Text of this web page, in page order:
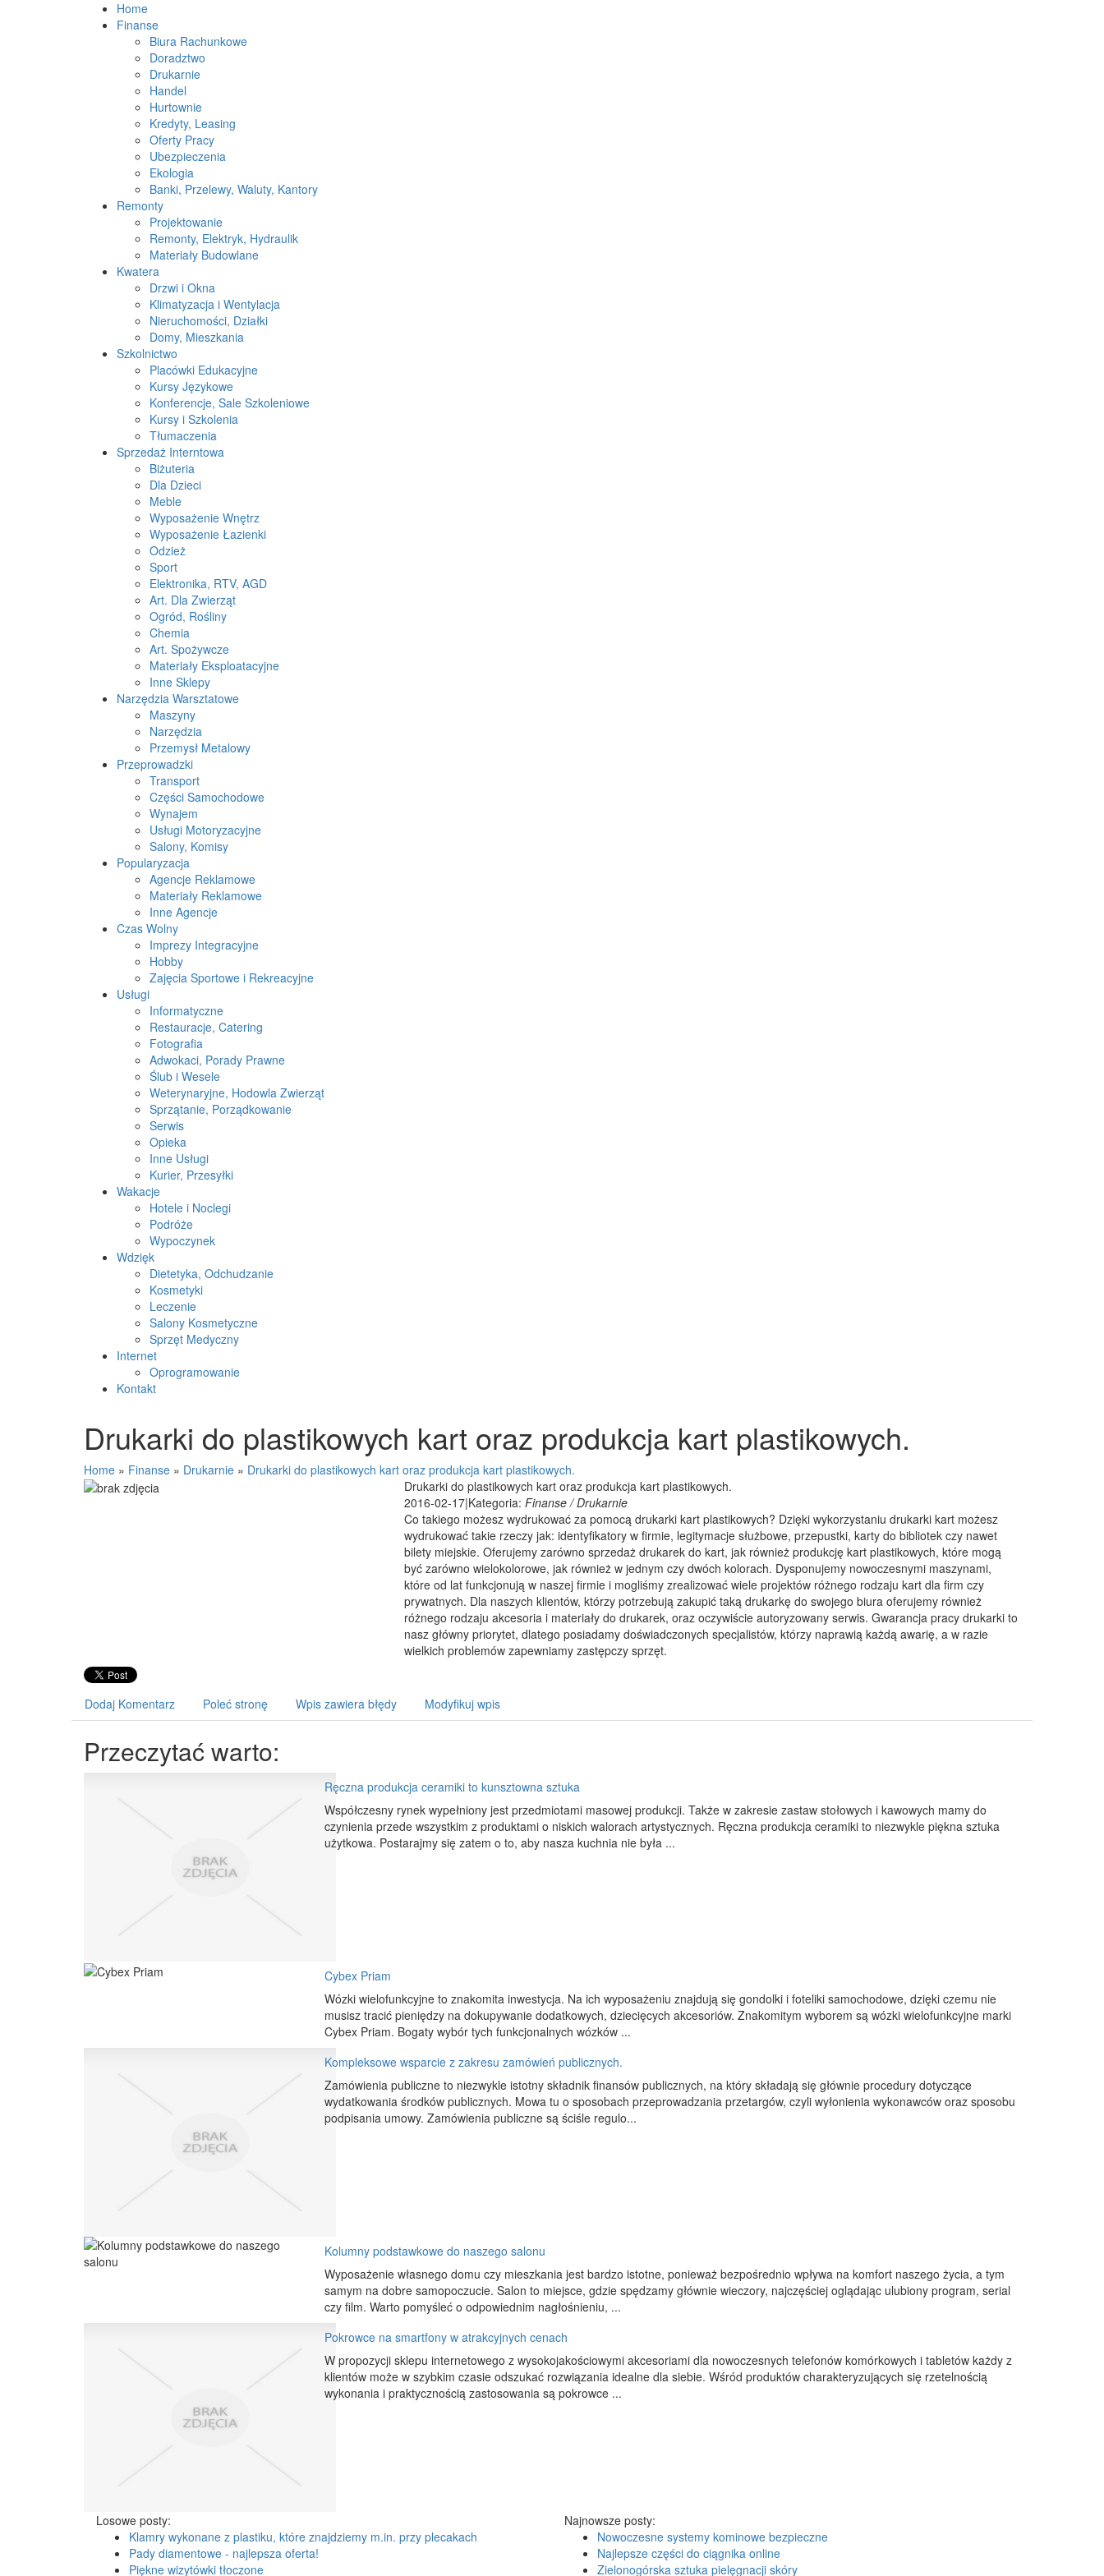
Home
Finanse
Biura Rachunkowe
Doradztwo
Drukarnie
Handel
Hurtownie
Kredyty, Leasing
Oferty Pracy
Ubezpieczenia
Ekologia
Banki, Przelewy, Waluty, Kantory
Remonty
Projektowanie
Remonty, Elektryk, Hydraulik
Materiały Budowlane
Kwatera
Drzwi i Okna
Klimatyzacja i Wentylacja
Nieruchomości, Działki
Domy, Mieszkania
Szkolnictwo
Placówki Edukacyjne
Kursy Językowe
Konferencje, Sale Szkoleniowe
Kursy i Szkolenia
Tłumaczenia
Sprzedaż Interntowa
Biżuteria
Dla Dzieci
Meble
Wyposażenie Wnętrz
Wyposażenie Łazienki
Odzież
Sport
Elektronika, RTV, AGD
Art. Dla Zwierząt
Ogród, Rośliny
Chemia
Art. Spożywcze
Materiały Eksploatacyjne
Inne Sklepy
Narzędzia Warsztatowe
Maszyny
Narzędzia
Przemysł Metalowy
Przeprowadzki
Transport
Części Samochodowe
Wynajem
Usługi Motoryzacyjne
Salony, Komisy
Popularyzacja
Agencje Reklamowe
Materiały Reklamowe
Inne Agencje
Czas Wolny
Imprezy Integracyjne
Hobby
Zajęcia Sportowe i Rekreacyjne
Usługi
Informatyczne
Restauracje, Catering
Fotografia
Adwokaci, Porady Prawne
Ślub i Wesele
Weterynaryjne, Hodowla Zwierząt
Sprzątanie, Porządkowanie
Serwis
Opieka
Inne Usługi
Kurier, Przesyłki
Wakacje
Hotele i Noclegi
Podróże
Wypoczynek
Wdzięk
Dietetyka, Odchudzanie
Kosmetyki
Leczenie
Salony Kosmetyczne
Sprzęt Medyczny
Internet
Oprogramowanie
Kontakt
Drukarki do plastikowych kart oraz produkcja kart plastikowych.
Home » Finanse » Drukarnie » Drukarki do plastikowych kart oraz produkcja kart plastikowych.
Drukarki do plastikowych kart oraz produkcja kart plastikowych.
2016-02-17|Kategoria: Finanse / Drukarnie
Co takiego możesz wydrukować za pomocą drukarki kart plastikowych? Dzięki wykorzystaniu drukarki kart możesz
wydrukować takie rzeczy jak: identyfikatory w firmie, legitymacje służbowe, przepustki, karty do bibliotek czy nawet
bilety miejskie. Oferujemy zarówno sprzedaż drukarek do kart, jak również produkcję kart plastikowych, które mogą
być zarówno wielokolorowe, jak również w jednym czy dwóch kolorach. Dysponujemy nowoczesnymi maszynami,
które od lat funkcjonują w naszej firmie i mogliśmy zrealizować wiele projektów różnego rodzaju kart dla firm czy
prywatnych. Dla naszych klientów, którzy potrzebują zakupić taką drukarkę do swojego biura oferujemy również
różnego rodzaju akcesoria i materiały do drukarek, oraz oczywiście autoryzowany serwis. Gwarancja pracy drukarki to
nasz główny priorytet, dlatego posiadamy doświadczonych specjalistów, którzy naprawią każdą awarię, a w razie
wielkich problemów zapewniamy zastępczy sprzęt.
Dodaj Komentarz Poleć stronę Wpis zawiera błędy Modyfikuj wpis
Przeczytać warto:
Ręczna produkcja ceramiki to kunsztowna sztuka
Współczesny rynek wypełniony jest przedmiotami masowej produkcji. Także w zakresie zastaw stołowych i kawowych mamy do
czynienia przede wszystkim z produktami o niskich walorach artystycznych. Ręczna produkcja ceramiki to niezwykle piękna sztuka
użytkowa. Postarajmy się zatem o to, aby nasza kuchnia nie była ...
Cybex Priam
Wózki wielofunkcyjne to znakomita inwestycja. Na ich wyposażeniu znajdują się gondolki i foteliki samochodowe, dzięki czemu nie
musisz tracić pieniędzy na dokupywanie dodatkowych, dziecięcych akcesoriów. Znakomitym wyborem są wózki wielofunkcyjne marki
Cybex Priam. Bogaty wybór tych funkcjonalnych wózków ...
Kompleksowe wsparcie z zakresu zamówień publicznych.
Zamówienia publiczne to niezwykle istotny składnik finansów publicznych, na który składają się głównie procedury dotyczące
wydatkowania środków publicznych. Mowa tu o sposobach przeprowadzania przetargów, czyli wyłonienia wykonawców oraz sposobu
podpisania umowy. Zamówienia publiczne są ściśle regulo...
Kolumny podstawkowe do naszego salonu
Wyposażenie własnego domu czy mieszkania jest bardzo istotne, ponieważ bezpośrednio wpływa na komfort naszego życia, a tym
samym na dobre samopoczucie. Salon to miejsce, gdzie spędzamy głównie wieczory, najczęściej oglądając ulubiony program, serial
czy film. Warto pomyśleć o odpowiednim nagłośnieniu, ...
Pokrowce na smartfony w atrakcyjnych cenach
W propozycji sklepu internetowego z wysokojakościowymi akcesoriami dla nowoczesnych telefonów komórkowych i tabletów każdy z
klientów może w szybkim czasie odszukać rozwiązania idealne dla siebie. Wśród produktów charakteryzujących się rzetelnością
wykonania i praktycznością zastosowania są pokrowce ...
Losowe posty:
Klamry wykonane z plastiku, które znajdziemy m.in. przy plecakach
Pady diamentowe - najlepsza oferta!
Piękne wizytówki tłoczone
Najnowsze posty:
Nowoczesne systemy kominowe bezpieczne
Najlepsze części do ciągnika online
Zielonogórska sztuka pielęgnacji skóry